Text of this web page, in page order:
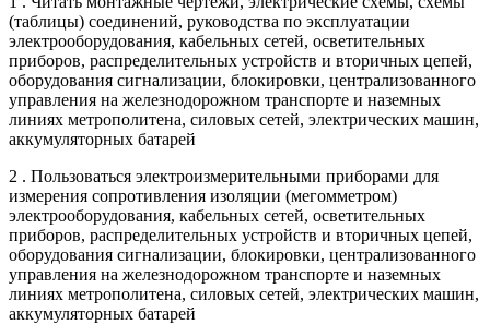
(таблицы) соединений, руководства по эксплуатации
электрооборудования, кабельных сетей, осветительных
приборов, распределительных устройств и вторичных цепей,
оборудования сигнализации, блокировки, централизованного
управления на железнодорожном транспорте и наземных
линиях метрополитена, силовых сетей, электрических машин,
аккумуляторных батарей
2 . Пользоваться электроизмерительными приборами для
измерения сопротивления изоляции (мегомметром)
электрооборудования, кабельных сетей, осветительных
приборов, распределительных устройств и вторичных цепей,
оборудования сигнализации, блокировки, централизованного
управления на железнодорожном транспорте и наземных
линиях метрополитена, силовых сетей, электрических машин,
аккумуляторных батарей